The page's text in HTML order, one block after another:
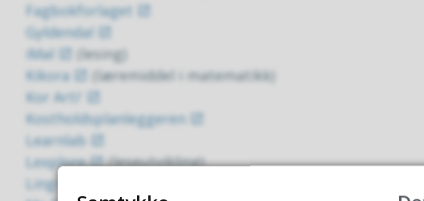
Fagbokforlaget
Gyldendal
iMal
(lesing)
Kikora
(læremiddel i matematikk)
Kor Arti'
Kostholdsplanleggeren
Learnlab
Lexplore
(leseutvikling)
Lingit